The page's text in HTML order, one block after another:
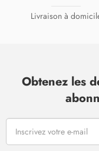
Livraison à
Obtenez les